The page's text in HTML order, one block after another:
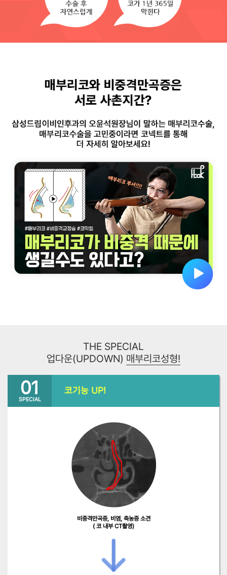
THE SPECIAL
업다운(UPDOWN) 매부리코성형!
01
SPECIAL
코기능 UP!
비중격만곡증, 비염, 축농증 소견
( 코 내부 CT촬영)